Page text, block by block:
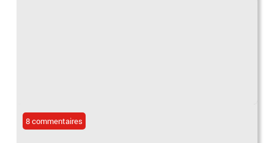
8 commentaires